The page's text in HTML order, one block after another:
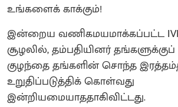
உங்களைக் காக்கும்!
இன்றைய வணிகமயமாக்கப்பட்ட IVF
சூழலில், தம்பதியினர் தங்களுக்குப்
குழந்தை தங்களின் சொந்த
உறுதிப்படுத்திக் கொள்வது
இன்றியமையாததாகிவிட்டது.